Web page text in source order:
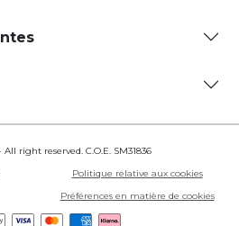
right reserved. C.O.E. SM31836
Politique relative aux cookies
Préférences en matière de cookies